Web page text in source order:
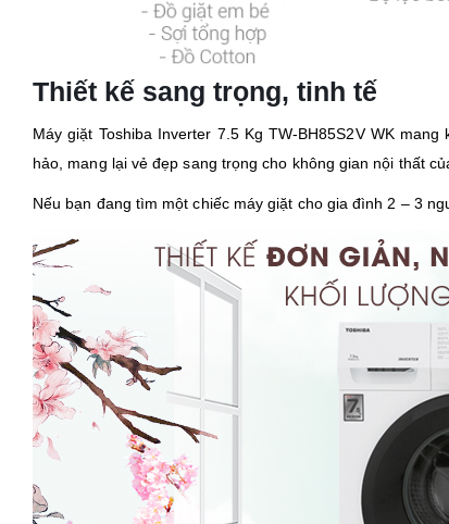
Thiết kế sang trọng, tinh tế
Máy giặt Toshiba Inverter 7.5 Kg TW-BH85S2V WK
hảo, mang lại vẻ đẹp sang trọng cho không gian nội thất
Nếu bạn đang tìm một chiếc máy giặt cho gia đình 2 – 3